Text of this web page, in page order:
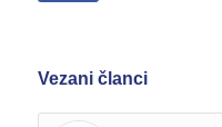
Vezani članci